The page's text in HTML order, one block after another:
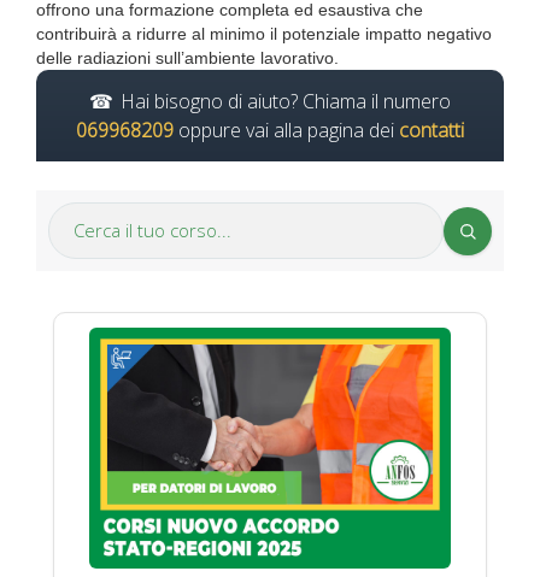
offrono una formazione completa ed esaustiva che
contribuirà a ridurre al minimo il potenziale impatto negativo
delle radiazioni sull’ambiente lavorativo.
Hai bisogno di aiuto? Chiama il numero
069968209 oppure vai alla pagina dei contatti